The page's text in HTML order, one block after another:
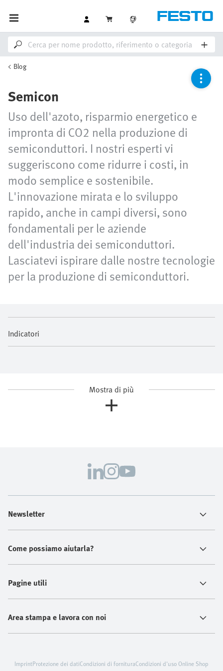
Blog
Semicon
Uso dell'azoto, risparmio energetico e
impronta di CO2 nella produzione di
semiconduttori. I nostri esperti vi
suggeriscono come ridurre i costi, in
modo semplice e sostenibile.
L'innovazione mirata e lo sviluppo
rapido, anche in campi diversi, sono
fondamentali per le aziende
dell'industria dei semiconduttori.
Lasciatevi ispirare dalle nostre tecnologie
per la produzione di semiconduttori.
Indicatori
Mostra di più
Newsletter
Come possiamo aiutarla?
Pagine utili
Area stampa e lavora con noi
ImprintProtezione dei datiCondizioni di fornituraCondizioni d'uso Online Shop